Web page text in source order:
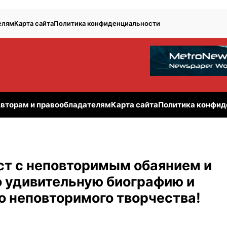
Карта сайтаПолитика конфиденциальности
и правообладателямКарта сайтаПолитика
с неповторимым обаянием и
биографию и
неповторимого творчества!